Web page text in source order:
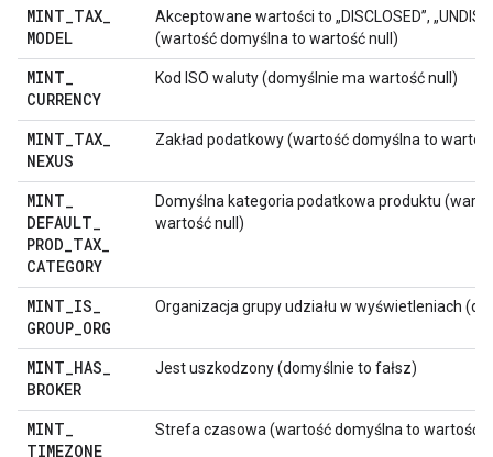
MINT TAX
MODEL
Akceptowane wartości to „DISCLOSED”,
(wartość domyślna to wartość null)
MINT
CURRENCY
Kod ISO waluty (domyślnie ma wartość null)
MINT TAX
NEXUS
Zakład podatkowy (wartość domyślna to
MINT
DEFAULT
PROD TAX
CATEGORY
Domyślna kategoria podatkowa produktu
wartość null)
MINT IS
GROUP ORG
Organizacja grupy udziału w wyświetleniach
MINT HAS
BROKER
Jest uszkodzony (domyślnie to fałsz)
MINT
TIMEZONE
Strefa czasowa (wartość domyślna to wartość